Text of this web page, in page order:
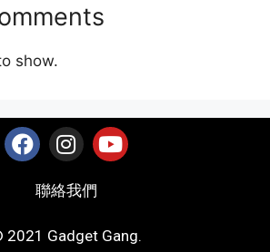
show.
聯絡我們
2021 Gadget Gang.